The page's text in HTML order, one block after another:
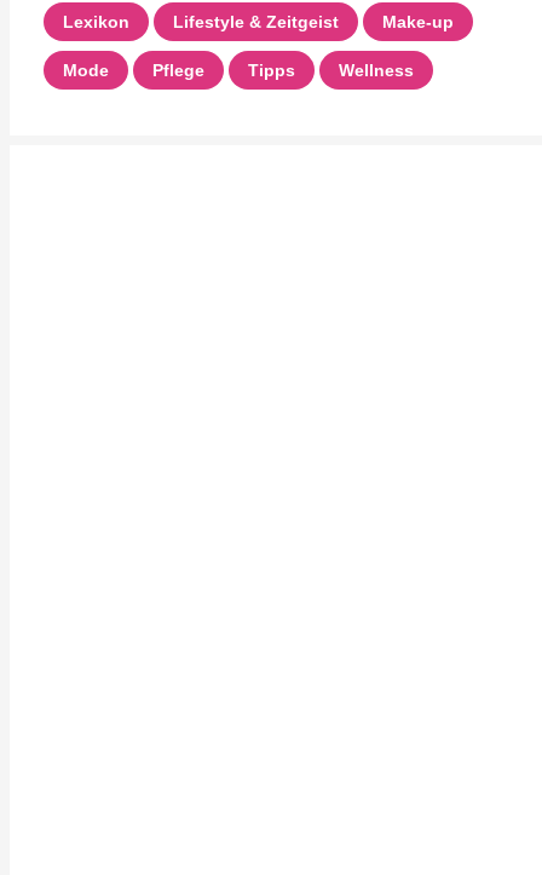
Lexikon Lifestyle & Zeitgeist Make-up
Mode Pflege Tipps Wellness